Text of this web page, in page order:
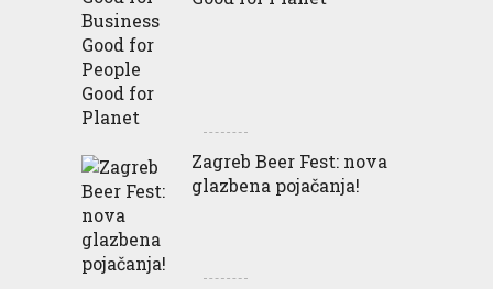
Zagreb Beer Fest: nova
glazbena pojačanja!